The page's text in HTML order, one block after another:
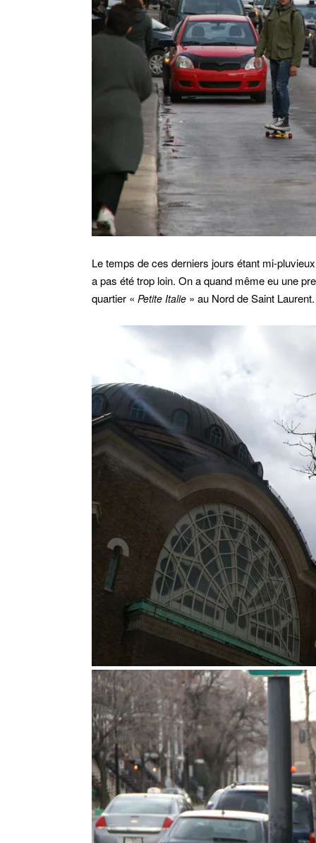
Le temps de ces derniers jours étant mi-
a pas été trop loin. On a quand même eu une
quartier « Petite Italie » au Nord de Saint Laurent.